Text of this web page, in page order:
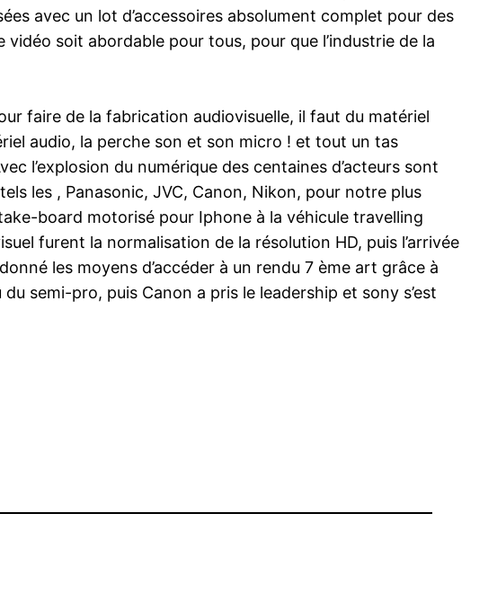
avec un lot d’accessoires absolument complet pour des
soit abordable pour tous, pour que l’industrie de la
faire de la fabrication audiovisuelle, il faut du matériel
audio, la perche son et son micro ! et tout un tas
l’explosion du numérique des centaines d’acteurs sont
les , Panasonic, JVC, Canon, Nikon, pour notre plus
board motorisé pour Iphone à la véhicule travelling
furent la normalisation de la résolution HD, puis l’arrivée
les moyens d’accéder à un rendu 7 ème art grâce à
semi-pro, puis Canon a pris le leadership et sony s’est